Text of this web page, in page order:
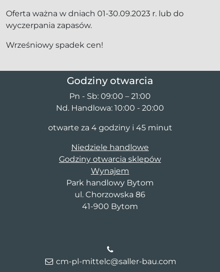
Oferta ważna w dniach 01-30.09.2023 r. lub do
wyczerpania zapasów.
Wrześniowy spadek cen!
Godziny otwarcia
Pn - Sb: 09:00 – 21:00
Nd. Handlowa: 10:00 - 20:00
otwarte za 4 godziny i 45 minut
Niedziele handlowe
Godziny otwarcia sklepów
Wynajem
Park handlowy Bytom
ul. Chorzowska 86
41-900 Bytom
cm-pl-mittelc@saller-bau.com